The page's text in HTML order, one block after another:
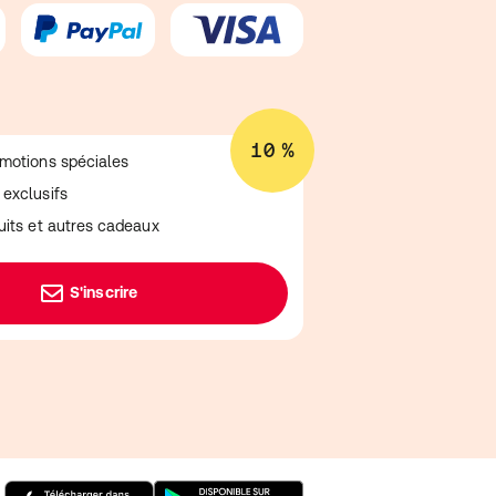
10 %
spéciales
exclusifs
et autres cadeaux
S'inscrire